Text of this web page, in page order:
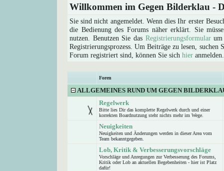
Willkommen im Gegen Bilderklau -
Sie sind nicht angemeldet. Wenn dies Ihr erster
die Bedienung des Forums näher erklärt. Sie
nutzen. Benutzen Sie das Registrierungsformularum
Registrierungsprozess. Um Beiträge zu lesen,
Forum registriert sind, können Sie sich hier anmelden.
Foren
ALLGEMEINES RUND UM GEGEN
Regelwerk
Bitte lies Dir das komplette Regelwerk durch und einer
korrekten Boardnutzung steht nichts mehr im Wege.
Neuigkeiten
Neuigkeiten und Änderungen werden in dieser Area vom
Team bekanntgegeben.
Lob, Kritik & Verbesserungsvorschläge
Vorschläge und Anregungen zur Verbesserung des Forums,
Kritik oder Lob an aktuellen Begebenheiten - hier ist Platz
dafür!